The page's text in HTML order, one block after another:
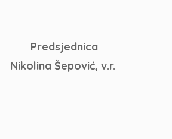
Predsjednica
Nikolina Šepović, v.r.